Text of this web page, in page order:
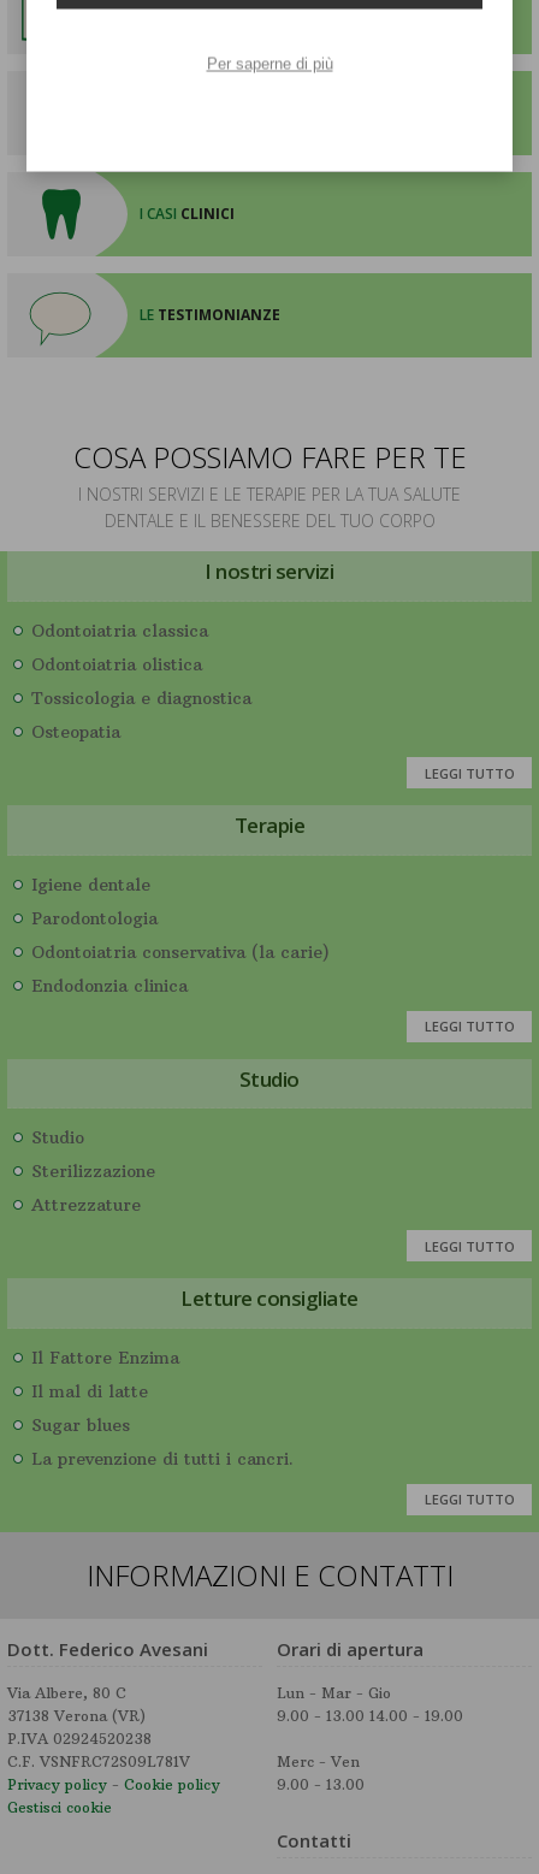
LELETTURECONSIGLIATE
I CASI CLINICI
LE TESTIMONIANZE
COSA POSSIAMO FARE PER TE
I NOSTRI SERVIZI E LE TERAPIE PER LA TUA SALUTE
DENTALE E IL BENESSERE DEL TUO CORPO
I nostri servizi
Odontoiatria classica
Odontoiatria olistica
Tossicologia e diagnostica
Osteopatia
LEGGI TUTTO
Terapie
Igiene dentale
Parodontologia
Odontoiatria conservativa (la carie)
Endodonzia clinica
LEGGI TUTTO
Studio
Studio
Sterilizzazione
Attrezzature
LEGGI TUTTO
Letture consigliate
Il Fattore Enzima
Il mal di latte
Sugar blues
La prevenzione di tutti i cancri.
LEGGI TUTTO
INFORMAZIONI E CONTATTI
Dott. Federico Avesani
Via Albere, 80 C
37138 Verona (VR)
P.IVA 02924520238
C.F. VSNFRC72S09L781V
Privacy policy -Cookie policy
Gestisci cookie
Orari di apertura
Lun - Mar - Gio
9.00 - 13.00 14.00 - 19.00
Merc - Ven
9.00 - 13.00
Contatti
Per saperne di più